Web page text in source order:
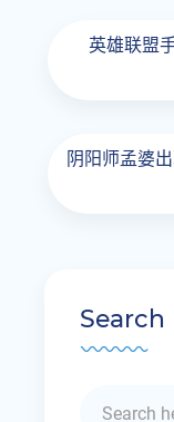
英雄联盟
阴阳师孟婆
Search